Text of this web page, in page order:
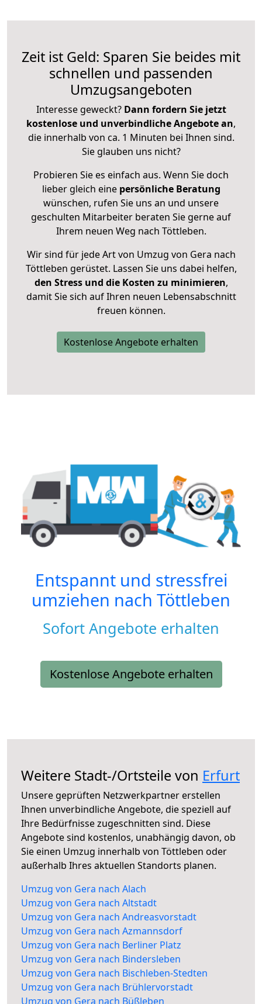
Zeit ist Geld: Sparen Sie beides mit
schnellen und passenden
Umzugsangeboten
Interesse geweckt? Dann fordern Sie jetzt
kostenlose und unverbindliche Angebote an,
die innerhalb von ca. 1 Minuten bei Ihnen sind.
Sie glauben uns nicht?
Probieren Sie es einfach aus. Wenn Sie doch
lieber gleich eine persönliche Beratung
wünschen, rufen Sie uns an und unsere
geschulten Mitarbeiter beraten Sie gerne auf
Ihrem neuen Weg nach Töttleben.
Wir sind für jede Art von Umzug von Gera nach
Töttleben gerüstet. Lassen Sie uns dabei helfen,
den Stress und die Kosten zu minimieren,
damit Sie sich auf Ihren neuen Lebensabschnitt
freuen können.
Kostenlose Angebote erhalten
Entspannt und stressfrei
umziehen nach Töttleben
Sofort Angebote erhalten
Kostenlose Angebote erhalten
Weitere Stadt-/Ortsteile von Erfurt
Unsere geprüften Netzwerkpartner erstellen
Ihnen unverbindliche Angebote, die speziell auf
Ihre Bedürfnisse zugeschnitten sind. Diese
Angebote sind kostenlos, unabhängig davon, ob
Sie einen Umzug innerhalb von Töttleben oder
außerhalb Ihres aktuellen Standorts planen.
Umzug von Gera nach Alach
Umzug von Gera nach Altstadt
Umzug von Gera nach Andreasvorstadt
Umzug von Gera nach Azmannsdorf
Umzug von Gera nach Berliner Platz
Umzug von Gera nach Bindersleben
Umzug von Gera nach Bischleben-Stedten
Umzug von Gera nach Brühlervorstadt
Umzug von Gera nach Büßleben